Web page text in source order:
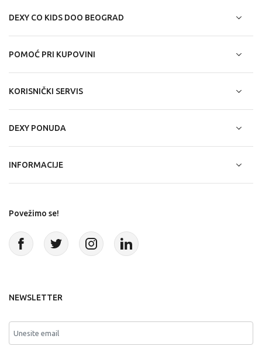
DEXY CO KIDS DOO BEOGRAD
POMOĆ PRI KUPOVINI
KORISNIČKI SERVIS
DEXY PONUDA
INFORMACIJE
Povežimo se!
NEWSLETTER